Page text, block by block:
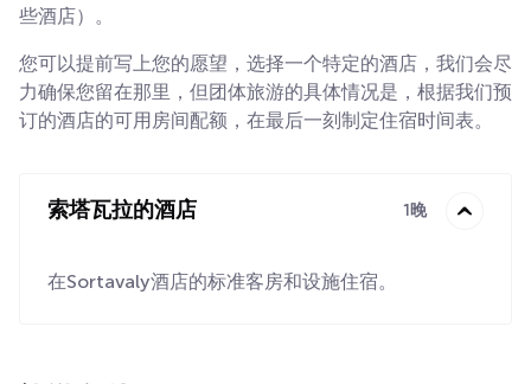
些酒店）。
您可以提前写上您的愿望，选择一个特定的酒店，我们会尽
力确保您留在那里，但团体旅游的具体情况是，根据我们预
订的酒店的可用房间配额，在最后一刻制定住宿时间表。
索塔瓦拉的酒店 1晚
在Sortavaly酒店的标准客房和设施住宿。